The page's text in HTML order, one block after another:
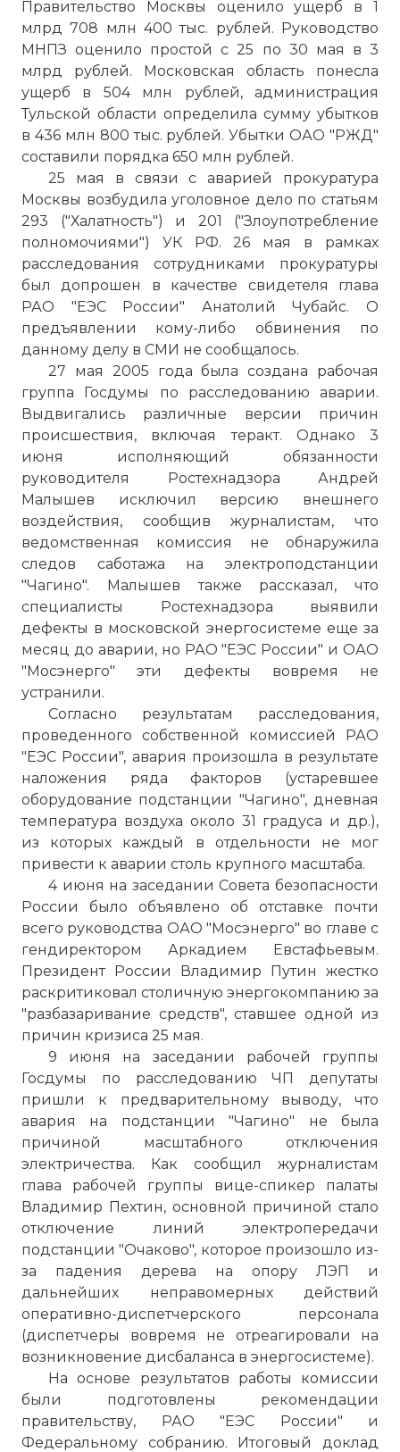
Правительство Москвы оценило ущерб в 1
млрд 708 млн 400 тыс. рублей. Руководство
МНПЗ оценило простой с 25 по 30 мая в 3
млрд рублей. Московская область понесла
ущерб в 504 млн рублей, администрация
Тульской области определила сумму убытков
в 436 млн 800 тыс. рублей. Убытки ОАО "РЖД"
составили порядка 650 млн рублей.
25 мая в связи с аварией прокуратура
Москвы возбудила уголовное дело по статьям
293 ("Халатность") и 201 ("Злоупотребление
полномочиями") УК РФ. 26 мая в рамках
расследования сотрудниками прокуратуры
был допрошен в качестве свидетеля глава
РАО "ЕЭС России" Анатолий Чубайс. О
предъявлении кому-либо обвинения по
данному делу в СМИ не сообщалось.
27 мая 2005 года была создана рабочая
группа Госдумы по расследованию аварии.
Выдвигались различные версии причин
происшествия, включая теракт. Однако 3
июня исполняющий обязанности
руководителя Ростехнадзора Андрей
Малышев исключил версию внешнего
воздействия, сообщив журналистам, что
ведомственная комиссия не обнаружила
следов саботажа на электроподстанции
"Чагино". Малышев также рассказал, что
специалисты Ростехнадзора выявили
дефекты в московской энергосистеме еще за
месяц до аварии, но РАО "ЕЭС России" и ОАО
"Мосэнерго" эти дефекты вовремя не
устранили.
Согласно результатам расследования,
проведенного собственной комиссией РАО
"ЕЭС России", авария произошла в результате
наложения ряда факторов (устаревшее
оборудование подстанции "Чагино", дневная
температура воздуха около 31 градуса и др.),
из которых каждый в отдельности не мог
привести к аварии столь крупного масштаба.
4 июня на заседании Совета безопасности
России было объявлено об отставке почти
всего руководства ОАО "Мосэнерго" во главе с
гендиректором Аркадием Евстафьевым.
Президент России Владимир Путин жестко
раскритиковал столичную энергокомпанию за
"разбазаривание средств", ставшее одной из
причин кризиса 25 мая.
9 июня на заседании рабочей группы
Госдумы по расследованию ЧП депутаты
пришли к предварительному выводу, что
авария на подстанции "Чагино" не была
причиной масштабного отключения
электричества. Как сообщил журналистам
глава рабочей группы вице-спикер палаты
Владимир Пехтин, основной причиной стало
отключение линий электропередачи
подстанции "Очаково", которое произошло из-
за падения дерева на опору ЛЭП и
дальнейших неправомерных действий
оперативно-диспетчерского персонала
(диспетчеры вовремя не отреагировали на
возникновение дисбаланса в энергосистеме).
На основе результатов работы комиссии
были подготовлены рекомендации
правительству, РАО "ЕЭС России" и
Федеральному собранию. Итоговый доклад